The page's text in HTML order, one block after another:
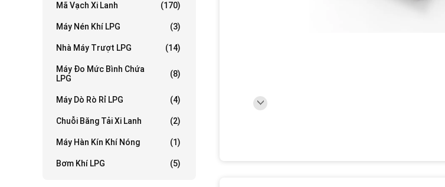
Mã Vạch Xi Lanh (170)
Máy Nén Khí LPG (3)
Nhà Máy Trượt LPG (14)
Máy Đo Mức Bình Chứa
LPG
(8)
Máy Dò Rò Rỉ LPG (4)
Chuỗi Băng Tải Xi Lanh (2)
Máy Hàn Kín Khí Nóng (1)
Bơm Khí LPG (5)